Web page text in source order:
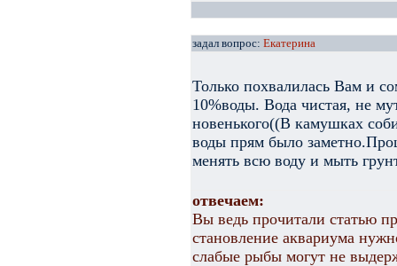
задал вопрос: Екатерина
Только похвалилась Вам и
10%воды. Вода чистая, не
новенького((В камушках
воды прям было
менять всю воду и мыть
отвечаем:
Вы ведь прочитали статью
становление аквариума
слабые рыбы могут не